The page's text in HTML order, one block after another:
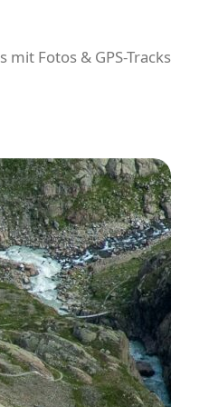
Fotos & GPS-Tracks